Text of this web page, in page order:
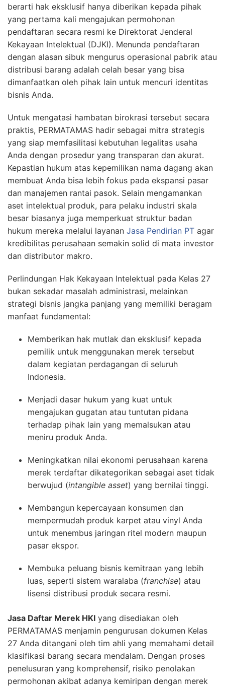
berarti hak eksklusif hanya diberikan kepada pihak
yang pertama kali mengajukan permohonan
pendaftaran secara resmi ke Direktorat Jenderal
Kekayaan Intelektual (DJKI). Menunda pendaftaran
dengan alasan sibuk mengurus operasional pabrik atau
distribusi barang adalah celah besar yang bisa
dimanfaatkan oleh pihak lain untuk mencuri identitas
bisnis Anda.
Untuk mengatasi hambatan birokrasi tersebut secara
praktis, PERMATAMAS hadir sebagai mitra strategis
yang siap memfasilitasi kebutuhan legalitas usaha
Anda dengan prosedur yang transparan dan akurat.
Kepastian hukum atas kepemilikan nama dagang akan
membuat Anda bisa lebih fokus pada ekspansi pasar
dan manajemen rantai pasok. Selain mengamankan
aset intelektual produk, para pelaku industri skala
besar biasanya juga memperkuat struktur badan
hukum mereka melalui layanan Jasa Pendirian PT agar
kredibilitas perusahaan semakin solid di mata investor
dan distributor makro.
Perlindungan Hak Kekayaan Intelektual pada Kelas 27
bukan sekadar masalah administrasi, melainkan
strategi bisnis jangka panjang yang memiliki beragam
manfaat fundamental:
Memberikan hak mutlak dan eksklusif kepada
pemilik untuk menggunakan merek tersebut
dalam kegiatan perdagangan di seluruh
Indonesia.
Menjadi dasar hukum yang kuat untuk
mengajukan gugatan atau tuntutan pidana
terhadap pihak lain yang memalsukan atau
meniru produk Anda.
Meningkatkan nilai ekonomi perusahaan karena
merek terdaftar dikategorikan sebagai aset tidak
berwujud (intangible asset) yang bernilai tinggi.
Membangun kepercayaan konsumen dan
mempermudah produk karpet atau vinyl Anda
untuk menembus jaringan ritel modern maupun
pasar ekspor.
Membuka peluang bisnis kemitraan yang lebih
luas, seperti sistem waralaba (franchise) atau
lisensi distribusi produk secara resmi.
Jasa Daftar Merek HKI yang disediakan oleh
PERMATAMAS menjamin pengurusan dokumen Kelas
27 Anda ditangani oleh tim ahli yang memahami detail
klasifikasi barang secara mendalam. Dengan proses
penelusuran yang komprehensif, risiko penolakan
permohonan akibat adanya kemiripan dengan merek